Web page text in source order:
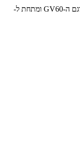
הקרוסאובר היוקרתי של ג'נסיס הממוקם מעל דגם ה-GV60 ומתחת ל-